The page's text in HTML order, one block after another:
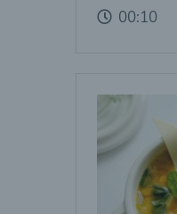
00:10